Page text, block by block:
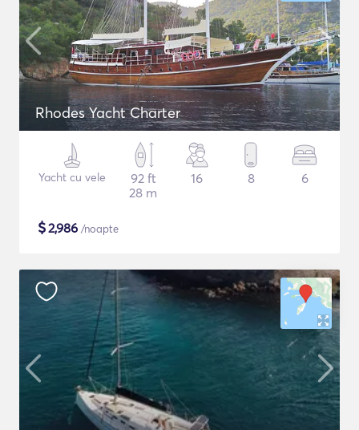
Rhodes Yacht Charter
Yacht cu vele
92 ft
28 m
16 8 6
$2,986 /noapte